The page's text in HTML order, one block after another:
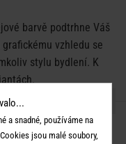
barvě podtrhne Váš
vzhledu se
stylu bydlení. K
a snadné, používáme na
jsou malé soubory,